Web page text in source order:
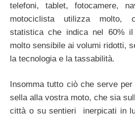
telefoni, tablet, fotocamere,
motociclista utilizza molto,
statistica che indica nel 60%
molto sensibile ai volumi ridotti,
la tecnologia e la tassabilità.
Insomma tutto ciò che serve per
sella alla vostra moto, che sia
città o su sentieri inerpicati in